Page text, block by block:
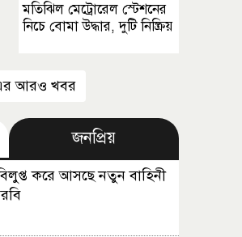
মতিঝিল মেট্রোরেল স্টেশনের
নিচে বোমা উদ্ধার, দুটি নিষ্ক্রিয়
আরও খবর
জনপ্রিয়
করে আসছে নতুন বাহিনী